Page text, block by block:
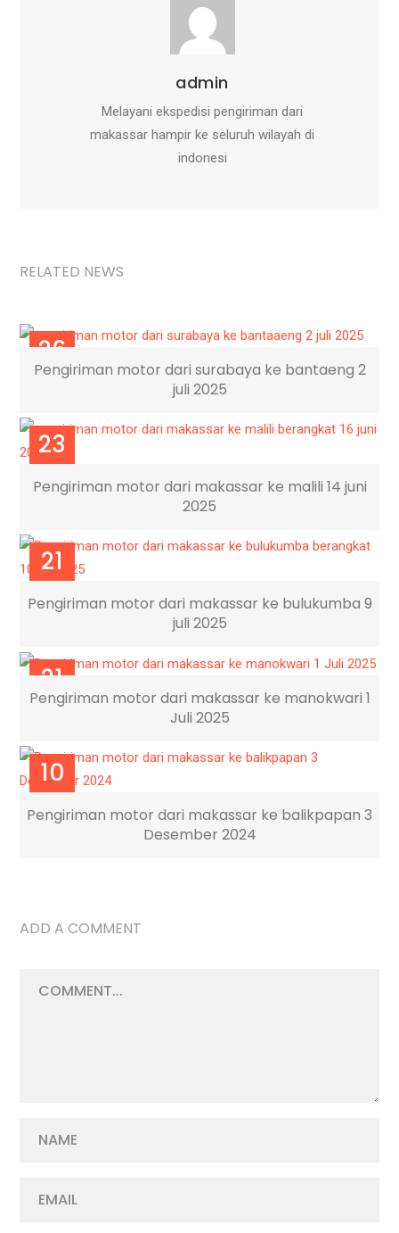
admin
Melayani ekspedisi pengiriman dari
makassar hampir ke seluruh wilayah di
indonesi
RELATED NEWS
26
JUL
Pengiriman motor dari surabaya ke bantaeng 2
juli 2025
23
Pengiriman motor dari makassar ke malili 14 juni
2025
21
Pengiriman motor dari makassar ke bulukumba 9
juli 2025
21
JUL
Pengiriman motor dari makassar ke manokwari 1
Juli 2025
10
Pengiriman motor dari makassar ke balikpapan 3
Desember 2024
ADD A COMMENT